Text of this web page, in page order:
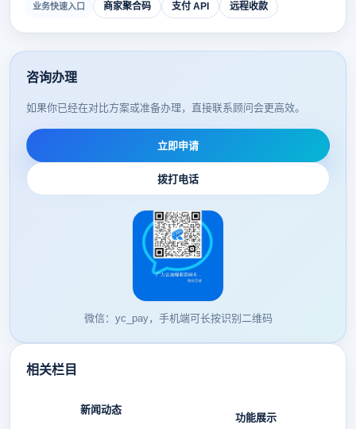
业务快速入口 商家聚合码 支付 API 远程收款
咨询办理
如果你已经在对比方案或准备办理，直接联系顾问会更高效。
立即申请
拨打电话
微信：yc_pay，手机端可长按识别二维码
相关栏目
新闻动态
功能展示